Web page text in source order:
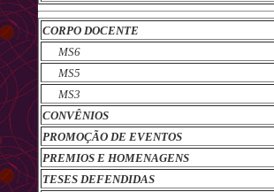
CORPO DOCENTE
MS6
MS5
MS3
CONVÊNIOS
PROMOÇÃO DE EVENTOS
PREMIOS E HOMENAGENS
TESES DEFENDIDAS